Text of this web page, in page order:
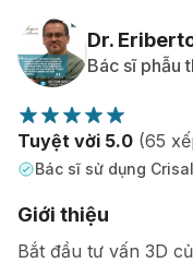
Đánh giá của
Dr.
Bác sĩ phẫu
Tuyệt vời 5.0 (65
Bác sĩ sử dụng
Giới thiệu
Bắt đầu tư vấn 3D